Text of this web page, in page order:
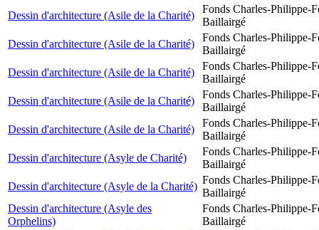
Dessin d'architecture (Asile de la Charité)
Fonds Charles-Philippe-
Baillairgé
Dessin d'architecture (Asile de la Charité)
Fonds Charles-Philippe-
Baillairgé
Dessin d'architecture (Asile de la Charité)
Fonds Charles-Philippe-
Baillairgé
Dessin d'architecture (Asile de la Charité)
Fonds Charles-Philippe-
Baillairgé
Dessin d'architecture (Asile de la Charité)
Fonds Charles-Philippe-
Baillairgé
Dessin d'architecture (Asyle de Charité)
Fonds Charles-Philippe-
Baillairgé
Dessin d'architecture (Asyle de la Charité)
Fonds Charles-Philippe-
Baillairgé
Dessin d'architecture (Asyle des
Orphelins)
Fonds Charles-Philippe-
Baillairgé